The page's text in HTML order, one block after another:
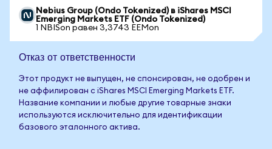
Nebius Group (Ondo Tokenized) в iShares MSCI
Emerging Markets ETF (Ondo Tokenized)
1 NBISon равен 3,3743 EEMon
Отказ от ответственности
Этот продукт не выпущен, не спонсирован, не одобрен и
не аффилирован с iShares MSCI Emerging Markets ETF.
Название компании и любые другие товарные знаки
используются исключительно для идентификации
базового эталонного актива.